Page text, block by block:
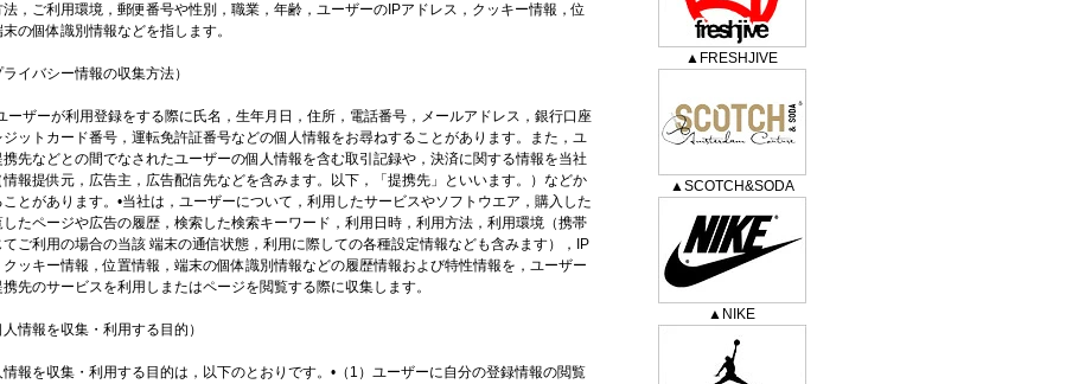
法，ご利用環境，郵便番号や性別，職業，年齢，ユーザーのIPアドレス，クッキー情報，位
の個体識別情報などを指します。
イバシー情報の収集方法）
ーザーが利用登録をする際に氏名，生年月日，住所，電話番号，メールアドレス，銀行口座
ットカード番号，運転免許証番号などの個人情報をお尋ねすることがあります。また，ユ
携先などとの間でなされたユーザーの個人情報を含む取引記録や，決済に関する情報を当社
報提供元，広告主，広告配信先などを含みます。以下，「提携先」といいます。）などか
ことがあります。•当社は，ユーザーについて，利用したサービスやソフトウエア，購入した
たページや広告の履歴，検索した検索キーワード，利用日時，利用方法，利用環境（携帯
ご利用の場合の当該 端末の通信状態，利用に際しての各種設定情報なども含みます），IP
クッキー情報，位置情報，端末の個体識別情報などの履歴情報および特性情報を，ユーザー
先のサービスを利用しまたはページを閲覧する際に収集します。
情報を収集・利用する目的）
情報を収集・利用する目的は，以下のとおりです。•（1）ユーザーに自分の登録情報の閲覧
▲FRESHJIVE
▲SCOTCH&SODA
▲NIKE